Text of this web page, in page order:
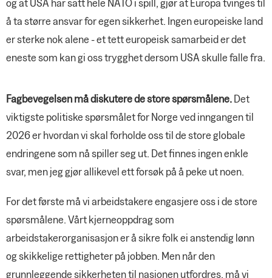
og at USA har satt hele NATO i spill, gjør at Europa tvinges til
å ta større ansvar for egen sikkerhet. Ingen europeiske land
er sterke nok alene - et tett europeisk samarbeid er det
eneste som kan gi oss trygghet dersom USA skulle falle fra.
Fagbevegelsen må diskutere de store spørsmålene.Det
viktigste politiske spørsmålet for Norge ved inngangen til
2026 er hvordan vi skal forholde oss til de store globale
endringene som nå spiller seg ut. Det finnes ingen enkle
svar, men jeg gjør allikevel ett forsøk på å peke ut noen.
For det første må vi arbeidstakere engasjere oss i de store
spørsmålene. Vårt kjerneoppdrag som
arbeidstakerorganisasjon er å sikre folk ei anstendig lønn
og skikkelige rettigheter på jobben. Men når den
grunnleggende sikkerheten til nasjonen utfordres, må vi